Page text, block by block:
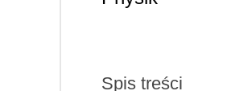
Spis treści